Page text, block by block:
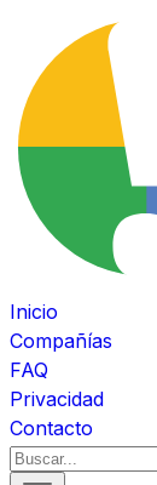
Inicio
Compañías
FAQ
Privacidad
Contacto